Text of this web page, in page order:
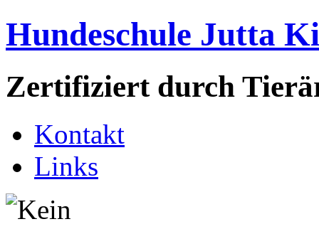
Hundeschule Jutta
Zertifiziert durch
Kontakt
Links